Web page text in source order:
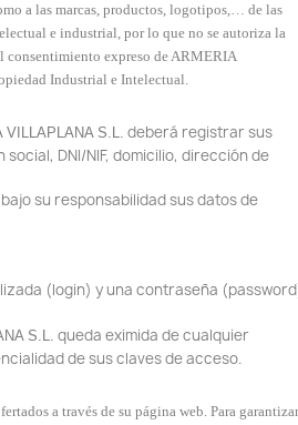
a las marcas, productos, logotipos,… de las
e industrial, por lo que no se autoriza la
expreso de ARMERIA
Industrial e Intelectual.
VILLAPLANA S.L. deberá registrar sus
DNI/NIF, domicilio, dirección de
su responsabilidad sus datos de
(login) y una contraseña
S.L. queda eximida de cualquier
de sus claves de acceso.
a través de su página web. Para garantizar